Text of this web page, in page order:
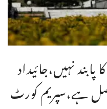
نہیں،جائیداد
ہے،سپریم کورٹ